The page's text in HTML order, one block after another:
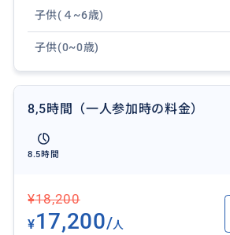
1945年9月、ホー・チミン大統領が
立宣言を読み上げる前に、この橋は
もの人々を集めました。ベトナムが
ーでフランスを完全に打ち負かした
めて、この橋はロンビエンと改名さ
から1968年にかけての米国の爆撃で
け、1973年に修復されました。
おすすめ
子供(４~6歳)
子供(0~0歳)
8,5時間（一人参加時の料金）
8.5時間
¥18,200
¥17,200/人